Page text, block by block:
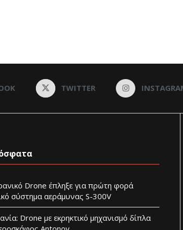
TWITTER
Drone έπληξε για πρώτη φορά
σύστημα αεράμυνας S-300V
Drone με εκρηκτικό μηχανισμό δίπλα